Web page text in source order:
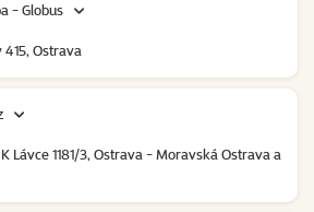
- Globus
415, Ostrava
Lávce 1181/3, Ostrava - Moravská Ostrava a